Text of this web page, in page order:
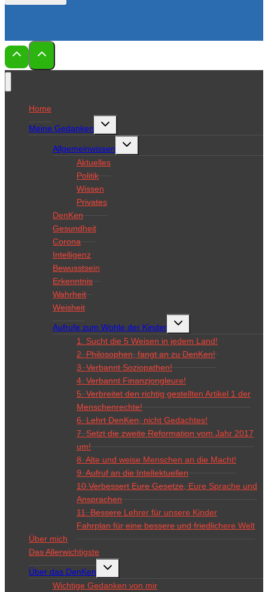
Home
Meine Gedanken
Untermenü
umschalten
Allgemeinwissen
Untermenü
umschalten
Aktuelles
Politik
Wissen
Privates
DenKen
Gesundheit
Corona
Intelligenz
Bewusstsein
Erkenntnis
Wahrheit
Weisheit
Aufrufe zum Wohle der Kinder
Untermenü
umschalten
1. Sucht die 5 Weisen in jedem Land!
2. Philosophen, fangt an zu DenKen!
3. Verbannt Soziopathen!
4. Verbannt Finanzjongleure!
5. Verbreitet den richtig gestellten Artikel 1 der
Menschenrechte!
6. Lehrt DenKen, nicht Gedachtes!
7. Setzt die zweite Reformation vom Jahr 2017
um!
8. Alte und weise Menschen an die Macht!
9. Aufruf an die Intellektuellen
10.Verbessert Eure Gesetze, Eure Sprache und
Ansprachen
11. Bessere Lehrer für unsere Kinder
Fahrplan für eine bessere und friedlichere Welt
Über mich
Das Allerwichtigste
Über das DenKen
Untermenü
umschalten
Wichtige Gedanken von mir